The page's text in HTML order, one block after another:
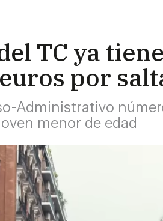
TC ya
por
Administrativo
menor de edad